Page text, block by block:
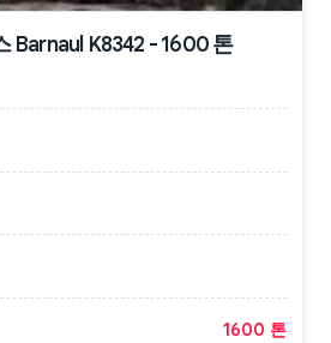
Barnaul K8342 - 1600 톤
1600 톤